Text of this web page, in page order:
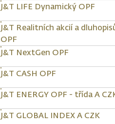
J&T LIFE Dynamický OPF
J&T Realitních akcií a
OPF
J&T NextGen OPF
J&T CASH OPF
J&T ENERGY OPF - třída A
J&T GLOBAL INDEX A CZK